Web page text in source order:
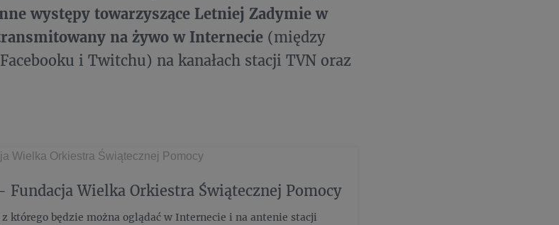
występy towarzyszące Letniej Zadymie w
na żywo w Internecie (między
i Twitchu) na kanałach stacji TVN oraz
Fundacja Wielka Orkiestra Świątecznej Pomocy
którego będzie można oglądać w Internecie i na antenie stacji